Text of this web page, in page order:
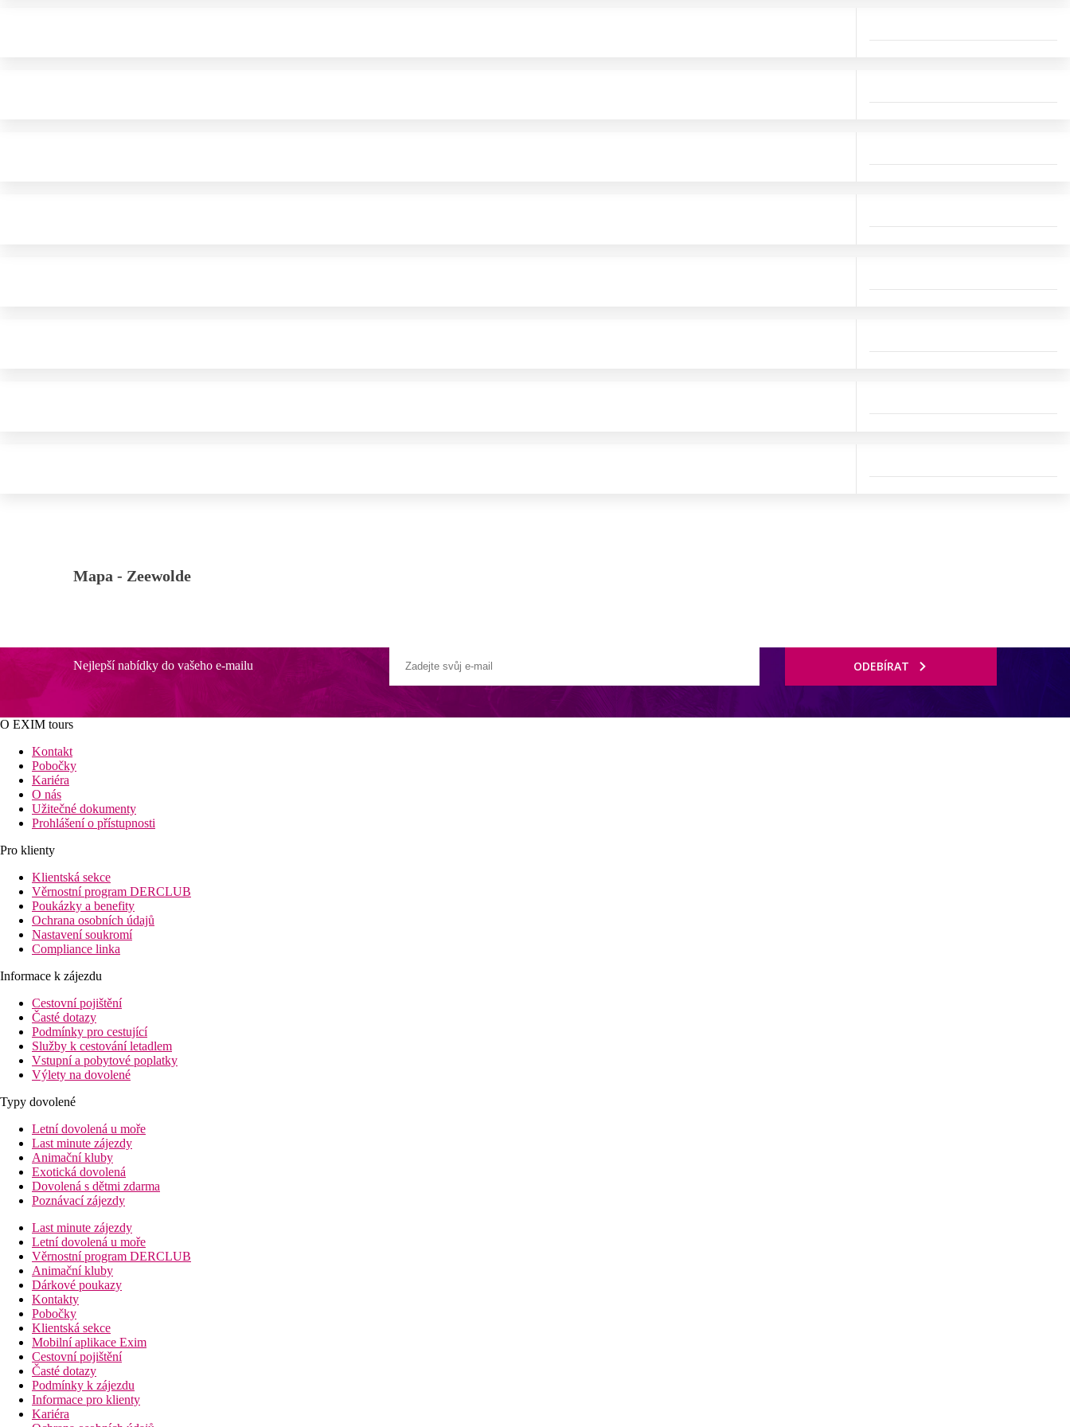
Mapa - Zeewolde
Nejlepší nabídky do vašeho e-mailu ODEBÍRAT
O EXIM tours
Kontakt
Pobočky
Kariéra
O nás
Užitečné dokumenty
Prohlášení o přístupnosti
Pro klienty
Klientská sekce
Věrnostní program DERCLUB
Poukázky a benefity
Ochrana osobních údajů
Nastavení soukromí
Compliance linka
Informace k zájezdu
Cestovní pojištění
Časté dotazy
Podmínky pro cestující
Služby k cestování letadlem
Vstupní a pobytové poplatky
Výlety na dovolené
Typy dovolené
Letní dovolená u moře
Last minute zájezdy
Animační kluby
Exotická dovolená
Dovolená s dětmi zdarma
Poznávací zájezdy
Last minute zájezdy
Letní dovolená u moře
Věrnostní program DERCLUB
Animační kluby
Dárkové poukazy
Kontakty
Pobočky
Klientská sekce
Mobilní aplikace Exim
Cestovní pojištění
Časté dotazy
Podmínky k zájezdu
Informace pro klienty
Kariéra